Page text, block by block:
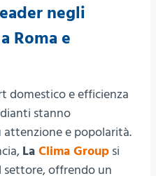
negli
Roma e
domestico e efficienza
stanno
e popolarità.
La Clima Group si
settore, offrendo un